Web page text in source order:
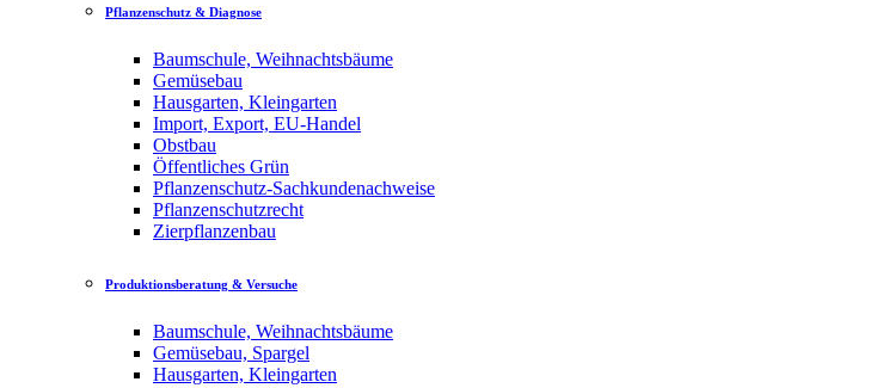
Pflanzenschutz & Diagnose
Baumschule, Weihnachtsbäume
Gemüsebau
Hausgarten, Kleingarten
Import, Export, EU-Handel
Obstbau
Öffentliches Grün
Pflanzenschutz-Sachkundenachweise
Pflanzenschutzrecht
Zierpflanzenbau
Produktionsberatung & Versuche
Baumschule, Weihnachtsbäume
Gemüsebau, Spargel
Hausgarten, Kleingarten